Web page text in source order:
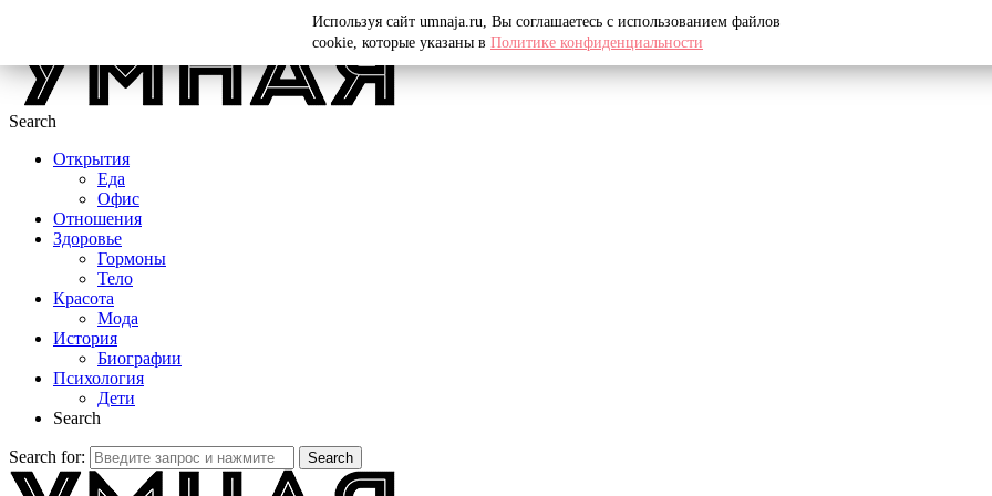
Search
Открытия
Еда
Офис
Отношения
Здоровье
Гормоны
Тело
Красота
Мода
История
Биографии
Психология
Дети
Search
Search for: Search
Используя сайт umnaja.ru, Вы соглашаетесь с использованием файлов
cookie, которые указаны в Политике конфиденциальности